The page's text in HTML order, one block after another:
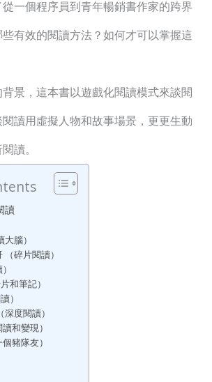
一個程序員到青年暢銷書作家的跨界
有效的閱讀方法？如何才可以掌握這
景，這本書以遊戲化閱讀模式來談閱
讀用虛擬人物和故事場景，更更生動
讀。
讀
腦）
碎片閱讀）
和筆記）
）
度閱讀）
和變現）
豬隊友）